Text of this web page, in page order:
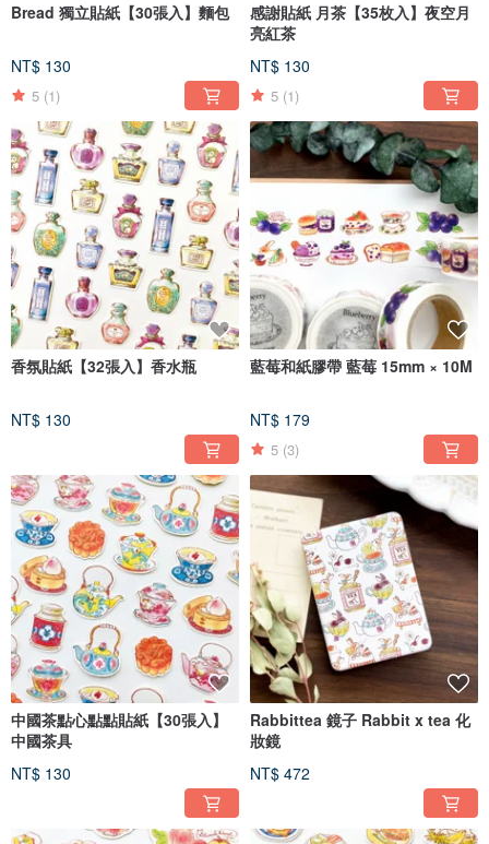
Bread 獨立貼紙【30張入】麵包
NT$ 130
5 (1)
感謝貼紙 月茶【35枚入】夜空月
亮紅茶
NT$ 130
5 (1)
香氛貼紙【32張入】香水瓶
NT$ 130
藍莓和紙膠帶 藍莓 15mm × 10M
NT$ 179
5 (3)
中國茶點心點點貼紙【30張入】
中國茶具
NT$ 130
Rabbittea 鏡子 Rabbit x tea 化
妝鏡
NT$ 472